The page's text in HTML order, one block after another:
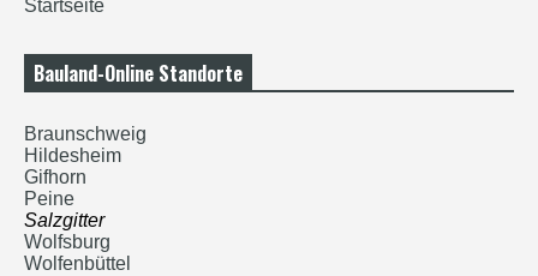
Startseite
Bauland-Online Standorte
Braunschweig
Hildesheim
Gifhorn
Peine
Salzgitter
Wolfsburg
Wolfenbüttel